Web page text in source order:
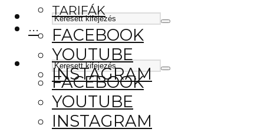
FACEBOOK
YOUTUBE
INSTAGRAM
TARIFÁK
···
FACEBOOK
YOUTUBE
INSTAGRAM